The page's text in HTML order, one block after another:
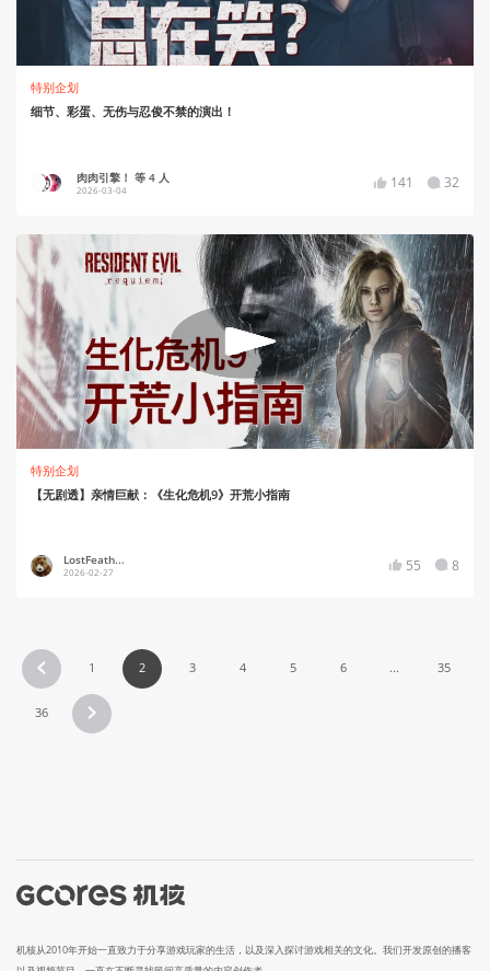
特别企划
细节、彩蛋、无伤与忍俊不禁的演出！
肉肉引擎！ 等 4 人
2026-03-04 141 32
特别企划
【无剧透】亲情巨献：《生化危机9》开荒小指南
LostFeath...
2026-02-27 55 8
1 2 3 4 5 6 ... 35
36
机核从2010年开始一直致力于分享游戏玩家的生活，以及深入探讨游戏相关的文化。我们开发原创的播客